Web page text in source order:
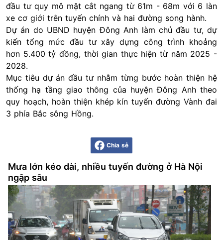
đầu tư quy mô mặt cắt ngang từ 61m - 68m với 6 làn
xe cơ giới trên tuyến chính và hai đường song hành.
Dự án do UBND huyện Đông Anh làm chủ đầu tư, dự
kiến tổng mức đầu tư xây dựng công trình khoảng
hơn 5.400 tỷ đồng, thời gian thực hiện từ năm 2025 -
2028.
Mục tiêu dự án đầu tư nhằm từng bước hoàn thiện hệ
thống hạ tầng giao thông của huyện Đông Anh theo
quy hoạch, hoàn thiện khép kín tuyến đường Vành đai
3 phía Bắc sông Hồng.
Chia sẻ
Mưa lớn kéo dài, nhiều tuyến đường ở Hà Nội
ngập sâu